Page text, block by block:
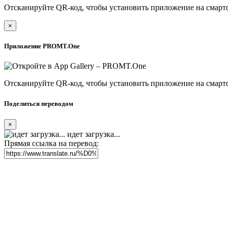
Отсканируйте QR-код, чтобы установить приложение на
×
Приложение PROMT.One
Отсканируйте QR-код, чтобы установить приложение на
Поделиться переводом
×
идет загрузка...
Прямая ссылка на перевод: